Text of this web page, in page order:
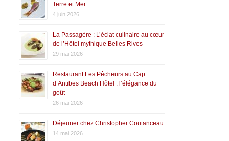
Terre et Mer
4 juin 2026
La Passagère : L’éclat culinaire au cœur
de l’Hôtel mythique Belles Rives
29 mai 2026
Restaurant Les Pêcheurs au Cap
d’Antibes Beach Hôtel : l’élégance du
goût
26 mai 2026
Déjeuner chez Christopher Coutanceau
14 mai 2026